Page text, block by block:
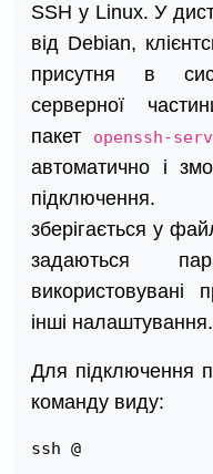
SSH у Linux. У
від Debian,
присутня в
серверної
пакет
openssh-
автоматично і
підключення.
зберігається у
задаються
інші налаштування.
Для підключення
команду виду:
ssh @